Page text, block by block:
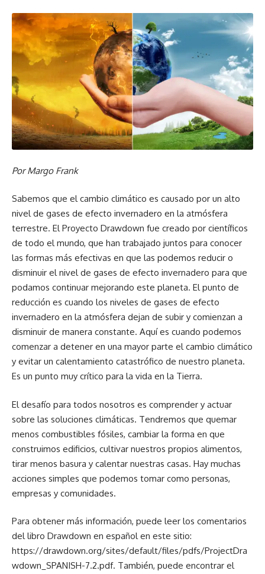
Por Margo Frank
Sabemos que el cambio climático es causado por un alto
nivel de gases de efecto invernadero en la atmósfera
terrestre. El Proyecto Drawdown fue creado por científicos
de todo el mundo, que han trabajado juntos para conocer
las formas más efectivas en que las podemos reducir o
disminuir el nivel de gases de efecto invernadero para que
podamos continuar mejorando este planeta. El punto de
reducción es cuando los niveles de gases de efecto
invernadero en la atmósfera dejan de subir y comienzan a
disminuir de manera constante. Aquí es cuando podemos
comenzar a detener en una mayor parte el cambio climático
y evitar un calentamiento catastrófico de nuestro planeta.
Es un punto muy crítico para la vida en la Tierra.
El desafío para todos nosotros es comprender y actuar
sobre las soluciones climáticas. Tendremos que quemar
menos combustibles fósiles, cambiar la forma en que
construimos edificios, cultivar nuestros propios alimentos,
tirar menos basura y calentar nuestras casas. Hay muchas
acciones simples que podemos tomar como personas,
empresas y comunidades.
Para obtener más información, puede leer los comentarios
del libro Drawdown en español en este sitio:
https://drawdown.org/sites/default/files/pdfs/ProjectDra
wdown_SPANISH-7.2.pdf. También, puede encontrar el